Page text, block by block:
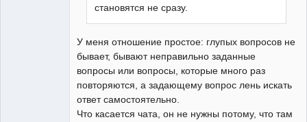
становятся не сразу.
У меня отношение простое: глупых вопросов не
бывает, бывают неправильно заданные
вопросы или вопросы, которые много раз
повторяются, а задающему вопрос лень искать
ответ самостоятельно.
Что касается чата, он не нужны потому, что там